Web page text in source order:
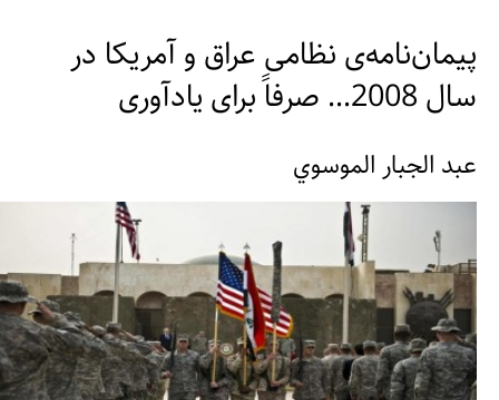
پیمان‌نامه‌ی نظامی عراق و آمریکا در
سال 2008… صرفاً برای یادآوری
عبد الجبار الموسوي